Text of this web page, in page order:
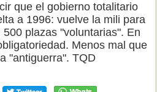
que el gobierno totalitario
a 1996: vuelve la mili para
500 plazas "voluntarias". En
Menos mal que
"antiguerra". TQD